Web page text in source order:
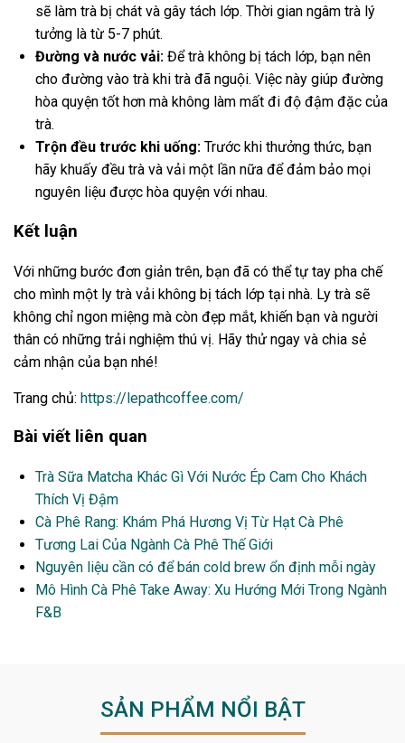
sẽ làm trà bị chát và gây tách lớp. Thời gian ngâm trà lý
tưởng là từ 5-7 phút.
Đường và nước vải: Để trà không bị tách lớp, bạn nên
cho đường vào trà khi trà đã nguội. Việc này giúp đường
hòa quyện tốt hơn mà không làm mất đi độ đậm đặc của
trà.
Trộn đều trước khi uống: Trước khi thưởng thức, bạn
hãy khuấy đều trà và vải một lần nữa để đảm bảo mọi
nguyên liệu được hòa quyện với nhau.
Kết luận
Với những bước đơn giản trên, bạn đã có thể tự tay pha chế
cho mình một ly trà vải không bị tách lớp tại nhà. Ly trà sẽ
không chỉ ngon miệng mà còn đẹp mắt, khiến bạn và người
thân có những trải nghiệm thú vị. Hãy thử ngay và chia sẻ
cảm nhận của bạn nhé!
Trang chủ: https://lepathcoffee.com/
Bài viết liên quan
Trà Sữa Matcha Khác Gì Với Nước Ép Cam Cho Khách
Thích Vị Đậm
Cà Phê Rang: Khám Phá Hương Vị Từ Hạt Cà Phê
Tương Lai Của Ngành Cà Phê Thế Giới
Nguyên liệu cần có để bán cold brew ổn định mỗi ngày
Mô Hình Cà Phê Take Away: Xu Hướng Mới Trong Ngành
F&B
SẢN PHẨM NỔI BẬT